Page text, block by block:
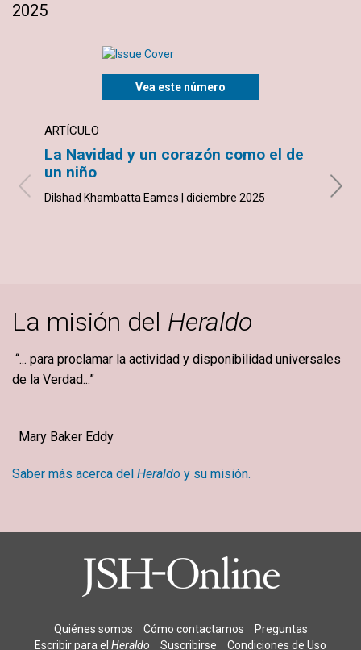
2025
Vea este número
ARTÍCULO
La Navidad y un corazón como el de
un niño
Dilshad Khambatta Eames | diciembre 2025
La misión del Heraldo
“... para proclamar la actividad y disponibilidad universales
de la Verdad...”
Mary Baker Eddy
Saber más acerca del Heraldo y su misión.
Quiénes somos Cómo contactarnos
Preguntas
Escribir para el Heraldo Suscribirse Condiciones de Uso